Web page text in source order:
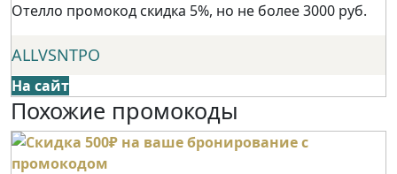
Отелло промокод скидка 5%, но не более 3000 руб.
ALLVSNTPO
На сайт
Похожие промокоды